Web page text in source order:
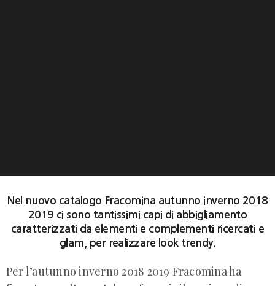
Nel nuovo catalogo Fracomina autunno inverno 2018
2019 ci sono tantissimi capi di abbigliamento
caratterizzati da elementi e complementi ricercati e
glam, per realizzare look trendy.
Per l’autunno inverno 2018 2019 Fracomina ha